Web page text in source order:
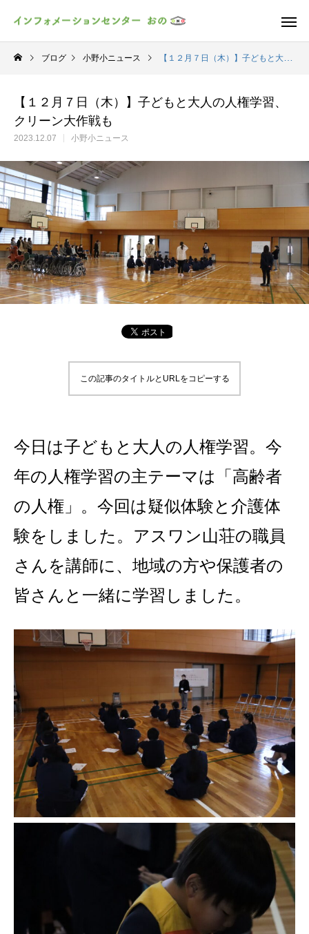
ブログ 小野小ニュース 【１２月７日（木）】子どもと大人の人権学習、クリーン大作戦も
【１２月７日（木）】子どもと大人の人権学習、
クリーン大作戦も
2023.12.07 小野小ニュース
この記事のタイトルとURLをコピーする
今日は子どもと大人の人権学習。今
年の人権学習の主テーマは「高齢者
の人権」。今回は疑似体験と介護体
験をしました。アスワン山荘の職員
さんを講師に、地域の方や保護者の
皆さんと一緒に学習しました。